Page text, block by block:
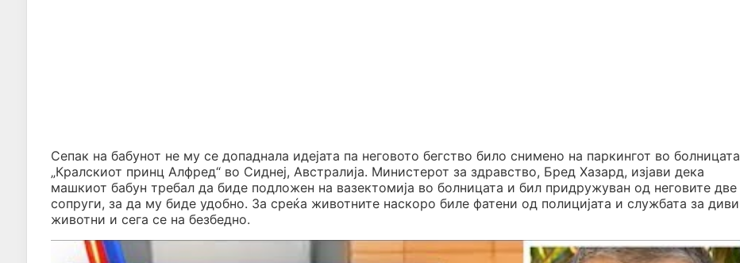
Сепак на бабунот не му се допаднала идејата па неговото бегство било снимено на паркингот во болницата
„Кралскиот принц Алфред“ во Сиднеј, Австралија. Министерот за здравство, Бред Хазард, изјави дека
машкиот бабун требал да биде подложен на вазектомија во болницата и бил придружуван од неговите две
сопруги, за да му биде удобно. За среќа животните наскоро биле фатени од полицијата и службата за диви
животни и сега се на безбедно.